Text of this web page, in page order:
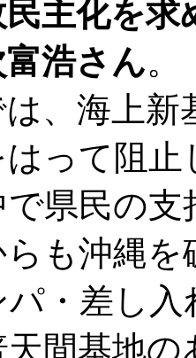
民主化を
浩さん。
、海上新
って阻
県民の
も沖縄
パ・差し
間基地